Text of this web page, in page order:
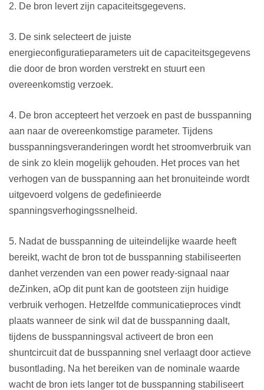
2. De bron levert zijn capaciteitsgegevens.
3. De sink selecteert de juiste
energieconfiguratieparameters uit de capaciteitsgegevens
die door de bron worden verstrekt en stuurt een
overeenkomstig verzoek.
4. De bron accepteert het verzoek en past de busspanning
aan naar de overeenkomstige parameter. Tijdens
busspanningsveranderingen wordt het stroomverbruik van
de sink zo klein mogelijk gehouden. Het proces van het
verhogen van de busspanning aan het bronuiteinde wordt
uitgevoerd volgens de gedefinieerde
spanningsverhogingssnelheid.
5. Nadat de busspanning de uiteindelijke waarde heeft
bereikt, wacht de bron tot de busspanning stabiliseerten
danhet verzenden van een power ready-signaal naar
deZinken, aOp dit punt kan de gootsteen zijn huidige
verbruik verhogen. Hetzelfde communicatieproces vindt
plaats wanneer de sink wil dat de busspanning daalt,
tijdens de busspanningsval activeert de bron een
shuntcircuit dat de busspanning snel verlaagt door actieve
busontlading. Na het bereiken van de nominale waarde
wacht de bron iets langer tot de busspanning stabiliseert